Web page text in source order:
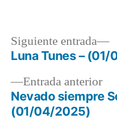
Navegación
de
entradas
Entrada anterior
Nevado siempre
(01/04/2025)
Siguiente entrada
Luna Tunes –